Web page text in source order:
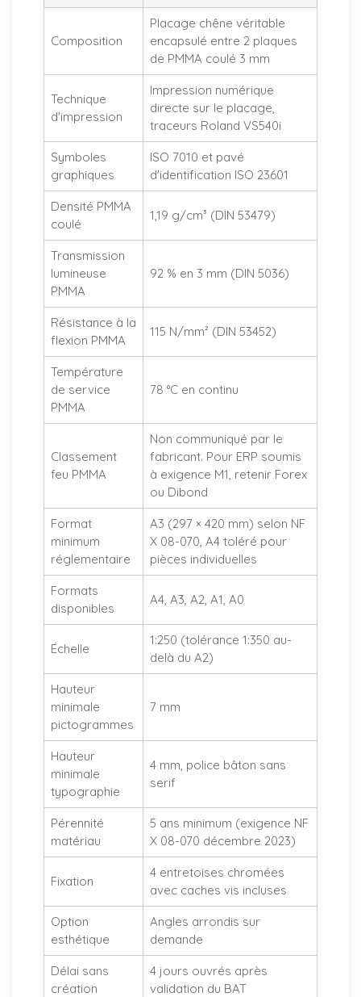
Composition
Placage chêne véritable
encapsulé entre 2 plaques
de PMMA coulé 3 mm
Technique
d'impression
Impression numérique
directe sur le placage,
traceurs Roland VS540i
Symboles
graphiques
ISO 7010 et pavé
d'identification ISO 23601
Densité PMMA
coulé
1,19 g/cm³ (DIN 53479)
Transmission
lumineuse
PMMA
92 % en 3 mm (DIN 5036)
Résistance à la
flexion PMMA
115 N/mm² (DIN 53452)
Température
de service
PMMA
78 °C en continu
Classement
feu PMMA
Non communiqué par le
fabricant. Pour ERP soumis
à exigence M1, retenir Forex
ou Dibond
Format
minimum
réglementaire
A3 (297 × 420 mm) selon NF
X 08-070, A4 toléré pour
pièces individuelles
Formats
disponibles
A4, A3, A2, A1, A0
Échelle
1:250 (tolérance 1:350 au-
delà du A2)
Hauteur
minimale
pictogrammes
7 mm
Hauteur
minimale
typographie
4 mm, police bâton sans
serif
Pérennité
matériau
5 ans minimum (exigence NF
X 08-070 décembre 2023)
Fixation
4 entretoises chromées
avec caches vis incluses
Option
esthétique
Angles arrondis sur
demande
Délai sans
création
4 jours ouvrés après
validation du BAT